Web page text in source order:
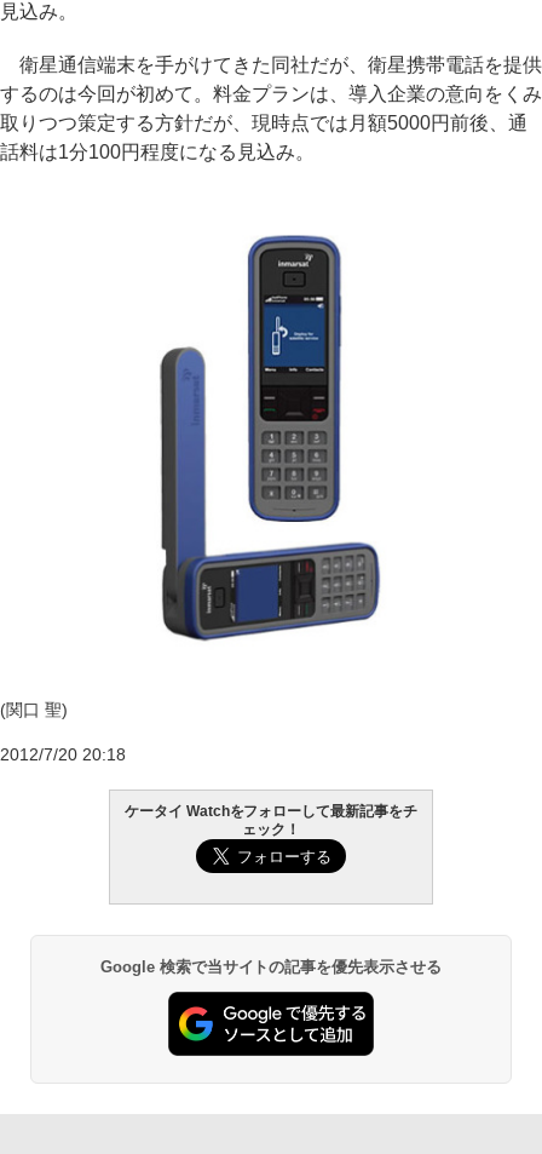
見込み。
衛星通信端末を手がけてきた同社だが、衛星携帯電話を提供
するのは今回が初めて。料金プランは、導入企業の意向をくみ
取りつつ策定する方針だが、現時点では月額5000円前後、通
話料は1分100円程度になる見込み。
(関口 聖)
2012/7/20 20:18
ケータイ Watchをフォローして最新記事をチ
ェック！
Google 検索で当サイトの記事を優先表示させる